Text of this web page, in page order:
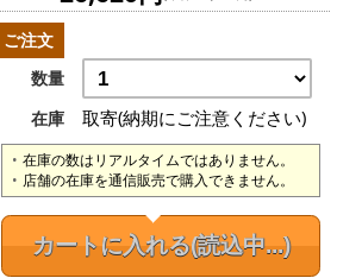
ご注文
数量
在庫
取寄(納期にご注意ください)
在庫の数はリアルタイムではありません。
店舗の在庫を通信販売で購入できません。
カートに入れる(読込中...)